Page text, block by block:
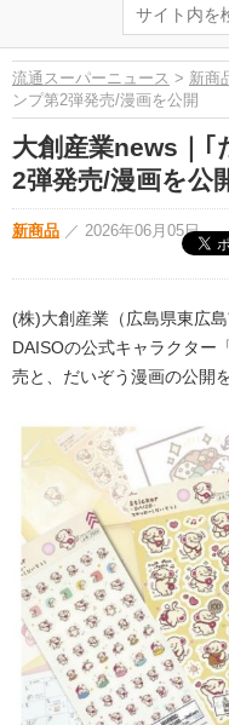
流通スーパーニュース > 新商
ンプ第2弾発売/漫画を公開
大創産業news｜｢
2弾発売/漫画を公
新商品 ／ 2026年06月05日
(株)大創産業（広島県東広
DAISOの公式キャラクター
売と、だいぞう漫画の公開